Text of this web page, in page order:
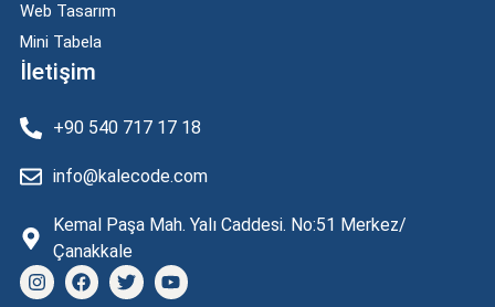
Web Tasarım
Mini Tabela
İletişim
+90 540 717 17 18
info@kalecode.com
Kemal Paşa Mah. Yalı Caddesi. No:51 Merkez/
Çanakkale